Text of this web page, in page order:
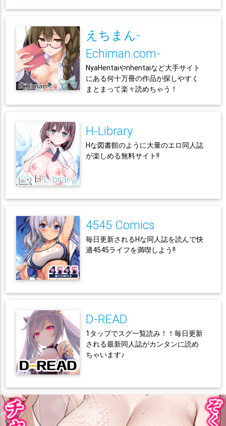
えちまん-
Echiman.com-
NyaHentaiやnhentaiなど大手サイト
にある何十万冊の作品が探しやすく
まとまって楽々読めちゃう！
H-Library
Hな図書館のように大量のエロ同人誌
が楽しめる無料サイト!!
4545 Comics
毎日更新されるHな同人誌を読んで快
適4545ライフを満喫しよう!!
D-READ
1タップでスグ一覧読み！！毎日更新
される最新同人誌がカンタンに読め
ちゃいます♪